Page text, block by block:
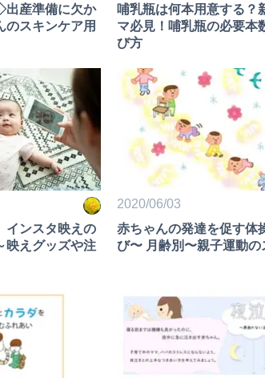
出産準備に欠か
のスキンケア用
哺乳瓶は何本用意する？
マ必見！哺乳瓶の必要本
び方
インスタ映えの
映えグッズや注
2020/06/03
赤ちゃんの発達を促す体
び〜 月齢別〜親子運動の